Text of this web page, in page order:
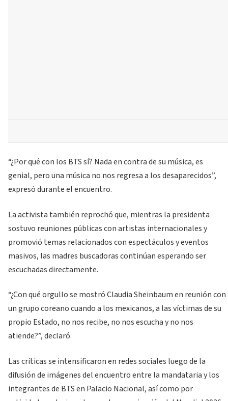
“¿Por qué con los BTS sí? Nada en contra de su música, es
genial, pero una música no nos regresa a los desaparecidos”,
expresó durante el encuentro.
La activista también reprochó que, mientras la presidenta
sostuvo reuniones públicas con artistas internacionales y
promovió temas relacionados con espectáculos y eventos
masivos, las madres buscadoras continúan esperando ser
escuchadas directamente.
“¿Con qué orgullo se mostró Claudia Sheinbaum en reunión con
un grupo coreano cuando a los mexicanos, a las víctimas de su
propio Estado, no nos recibe, no nos escucha y no nos
atiende?”, declaró.
Las críticas se intensificaron en redes sociales luego de la
difusión de imágenes del encuentro entre la mandataria y los
integrantes de BTS en Palacio Nacional, así como por